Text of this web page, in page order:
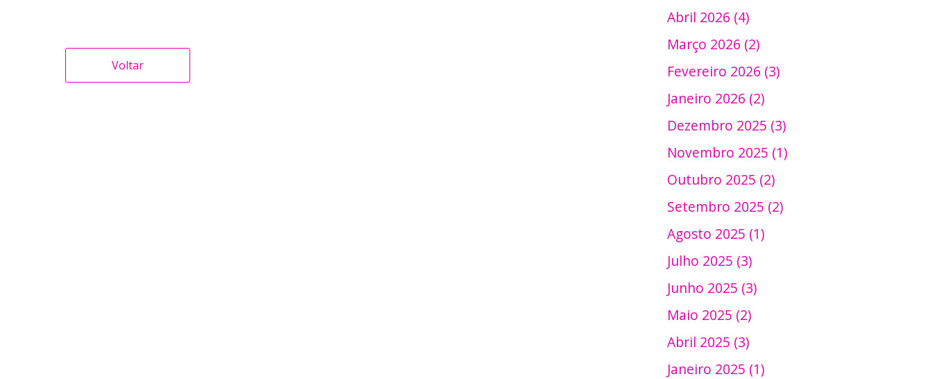
Voltar
Abril 2026 (4)
Março 2026 (2)
Fevereiro 2026 (3)
Janeiro 2026 (2)
Dezembro 2025 (3)
Novembro 2025 (1)
Outubro 2025 (2)
Setembro 2025 (2)
Agosto 2025 (1)
Julho 2025 (3)
Junho 2025 (3)
Maio 2025 (2)
Abril 2025 (3)
Janeiro 2025 (1)